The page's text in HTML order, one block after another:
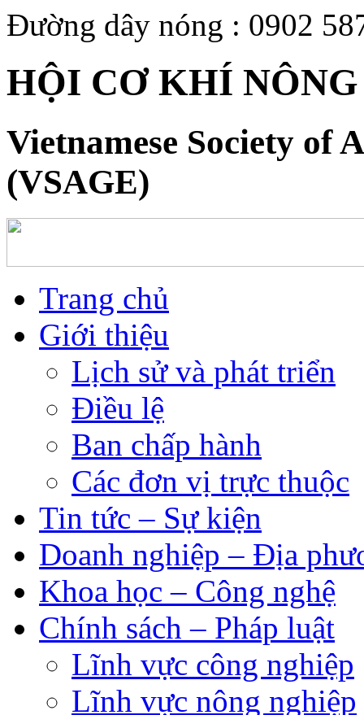
Đường dây nóng : 0902
HỘI CƠ KHÍ
Vietnamese Society of
(VSAGE)
Trang chủ
Giới thiệu
Lịch sử và phát triển
Điều lệ
Ban chấp hành
Các đơn vị trực thuộc
Tin tức – Sự kiện
Doanh nghiệp – Địa
Khoa học – Công nghệ
Chính sách – Pháp luật
Lĩnh vực công nghiệp
Lĩnh vực nông nghiệp